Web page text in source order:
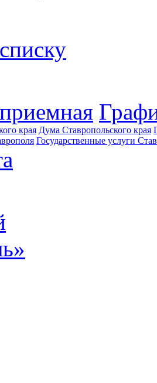
края Дума Ставропольского края
Государственные услуги